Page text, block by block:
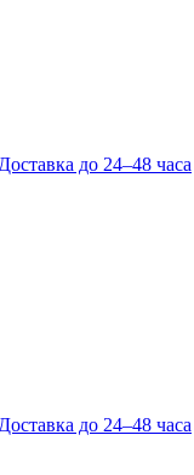
Доставка до 24–48 часа
Доставка до 24–48 часа